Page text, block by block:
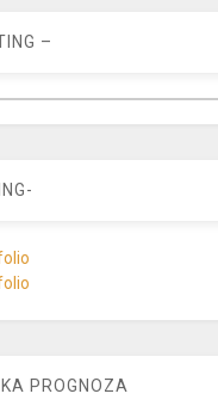
–
PROGNOZA